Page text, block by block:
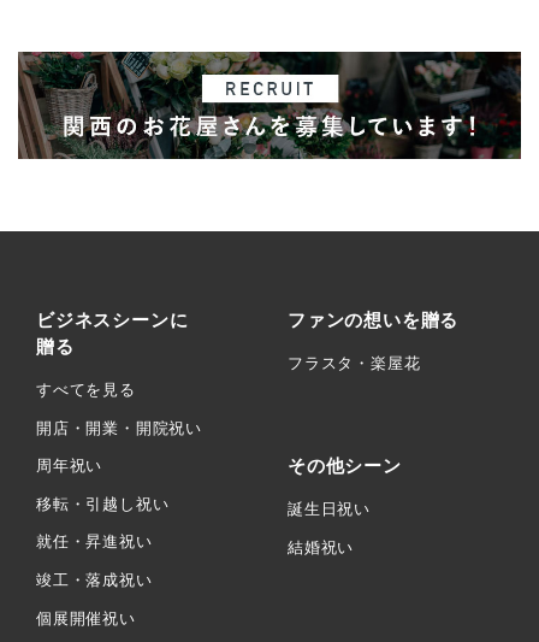
ビジネスシーンに
贈る
すべてを見る
開店・開業・開院祝い
周年祝い
移転・引越し祝い
就任・昇進祝い
竣工・落成祝い
個展開催祝い
ファンの想いを贈る
フラスタ・楽屋花
その他シーン
誕生日祝い
結婚祝い